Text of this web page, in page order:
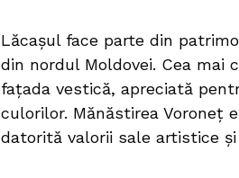
Lăcașul face parte din
din nordul Moldovei. Cea mai
fațada vestică, apreciată
culorilor. Mănăstirea Voroneț
datorită valorii sale artistice